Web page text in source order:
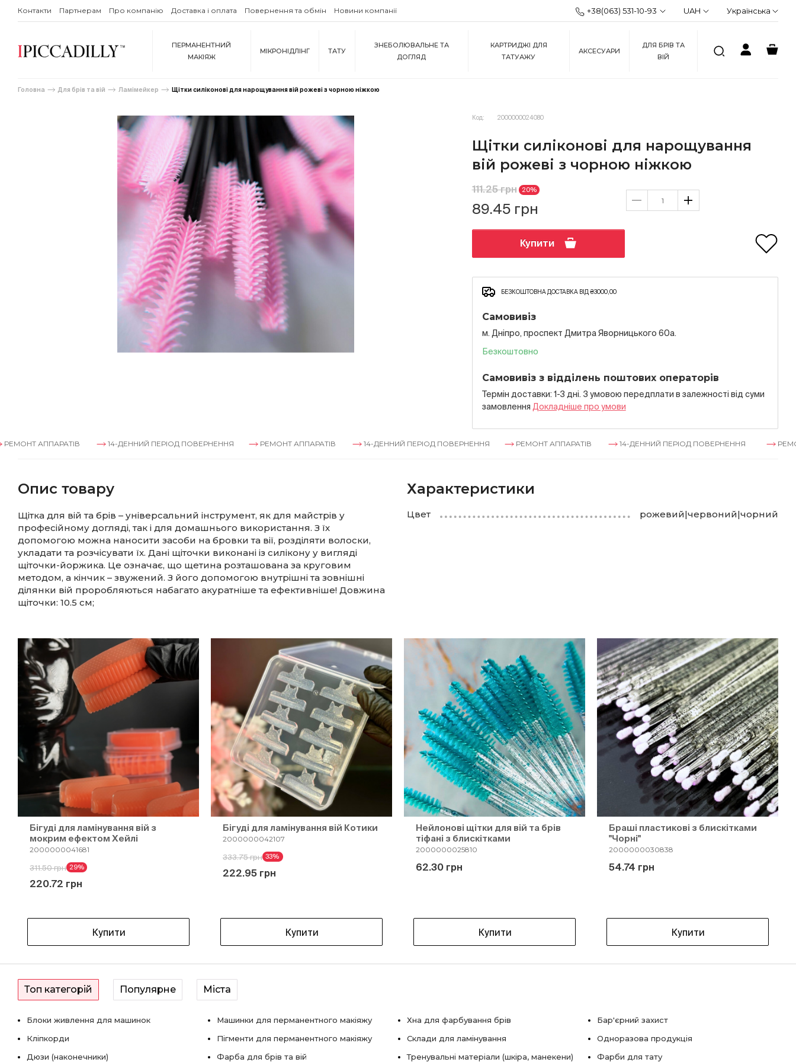
Контакти Партнерам Про компанію Доставка і оплата Повернення та обмін Новини компанії +38(063) 531-10-93 UAH Українська
ПЕРМАНЕНТНИЙ
МАКІЯЖ
МІКРОНІДЛІНГ ТАТУ
ЗНЕБОЛЮВАЛЬНЕ ТА
ДОГЛЯД
КАРТРИДЖІ ДЛЯ
ТАТУАЖУ
АКСЕСУАРИ
ДЛЯ БРІВ ТА
ВІЙ
Головна Для брів та вій Ламімейкер Щітки силіконові для нарощування вій рожеві з чорною ніжкою
Код: 2000000024080
Щітки силіконові для нарощування
вій рожеві з чорною ніжкою
111.25 грн 20%
89.45 грн
Купити
БЕЗКОШТОВНА ДОСТАВКА ВІД ₴3000,00
Самовивіз
м. Дніпро, проспект Дмитра Яворницького 60а.
Безкоштовно
Самовивіз з відділень поштових операторів
Термін доставки: 1-3 дні. З умовою передплати в залежностi вiд суми
замовлення Докладнiше про умови
14-ДЕННИЙ ПЕРІОД ПОВЕРНЕННЯ РЕМОНТ АППАРАТІВ 14-ДЕННИЙ ПЕРІОД ПОВЕРНЕННЯ РЕМОНТ АППАРАТІВ 14-ДЕННИЙ ПЕРІОД ПОВЕРНЕННЯ РЕМОНТ
Опис товару
Щітка для вій та брів – універсальний інструмент, як для майстрів у
професійному догляді, так і для домашнього використання. З їх
допомогою можна наносити засоби на бровки та вії, розділяти волоски,
укладати та розчісувати їх. Дані щіточки виконані із силікону у вигляді
щіточки-йоржика. Це означає, що щетина розташована за круговим
методом, а кінчик – звужений. З його допомогою внутрішні та зовнішні
ділянки вій проробляються набагато акуратніше та ефективніше! Довжина
щіточки: 10.5 см;
Характеристики
Цвет рожевий|червоний|чорний
Бігуді для ламінування вій з
мокрим ефектом Хейлі
2000000041681
311.50 грн 29%
220.72 грн
Купити
Бігуді для ламінування вій Котики
2000000042107
333.75 грн 33%
222.95 грн
Купити
Нейлонові щітки для вій та брів
тіфані з блискітками
2000000025810
62.30 грн
Купити
Браші пластикові з блискітками
"Чорні"
2000000030838
54.74 грн
Купити
Топ категорій Популярне Міста
Блоки живлення для машинок
Кліпкорди
Дюзи (наконечники)
Машинки для перманентного макіяжу
Пігменти для перманентного макіяжу
Фарба для брів та вій
Хна для фарбування брів
Склади для ламінування
Тренувальні матеріали (шкіра, манекени)
Бар'єрний захист
Одноразова продукція
Фарби для тату